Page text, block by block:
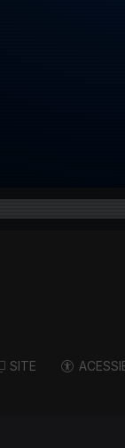
SITE